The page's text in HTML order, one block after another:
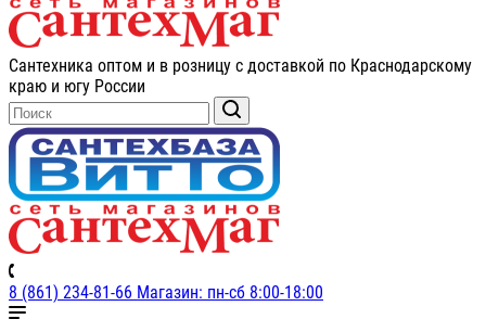
Сантехника оптом и в розницу с доставкой по Краснодарскому
краю и югу России
8 (861) 234-81-66 Магазин: пн-сб 8:00-18:00